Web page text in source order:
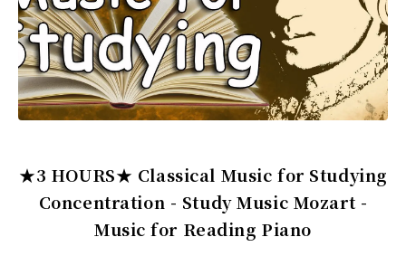
★3 HOURS★ Classical Music for Studying
Concentration - Study Music Mozart -
Music for Reading Piano